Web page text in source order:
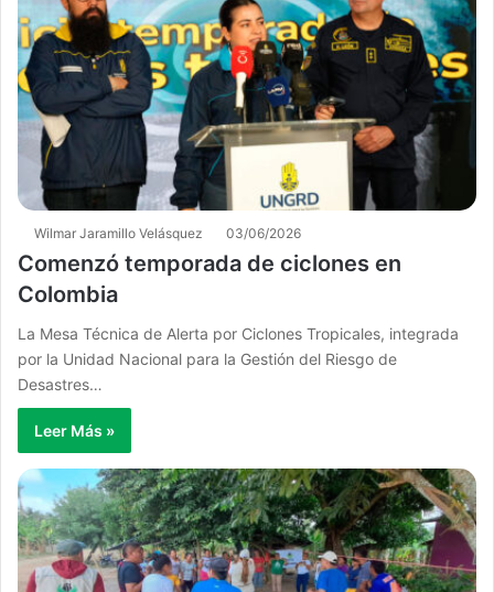
Wilmar Jaramillo Velásquez 03/06/2026
Comenzó temporada de ciclones en
Colombia
La Mesa Técnica de Alerta por Ciclones Tropicales, integrada
por la Unidad Nacional para la Gestión del Riesgo de
Desastres…
Leer Más »